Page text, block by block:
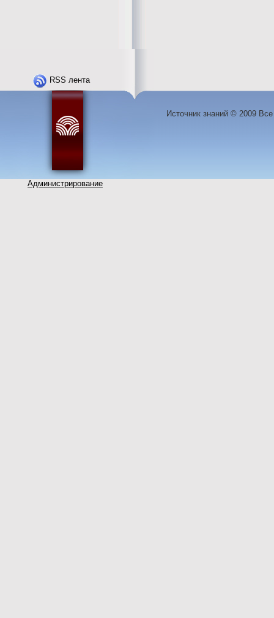
RSS лента
Администрирование
Источник знаний © 2009